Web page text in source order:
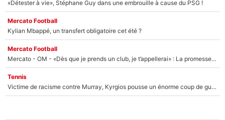
«Détester à vie», Stéphane Guy dans une embrouille à cause du PSG !
Mercato Football
Kylian Mbappé, un transfert obligatoire cet été ?
Mercato Football
Mercato - OM - «Dès que je prends un club, je t’appellerai» : La promesse de Marcelino au moment de claquer la porte
Tennis
Victime de racisme contre Murray, Kyrgios pousse un énorme coup de gueule !